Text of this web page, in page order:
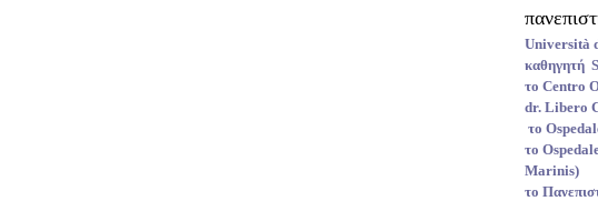
Università
καθηγητή
το Centro
dr. Libero
το
το
Marinis)
το